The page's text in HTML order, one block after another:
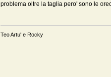
problema oltre la taglia pero' sono le
Teo Artu' e Rocky